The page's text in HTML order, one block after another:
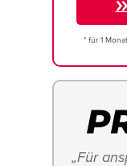
* für 1
„Für